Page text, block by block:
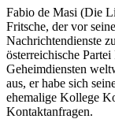
Fabio de Masi (Die
Fritsche, der vor
Nachrichtendienste
österreichische
Geheimdiensten
aus, er habe sich
ehemalige Kollege
Kontaktanfragen.